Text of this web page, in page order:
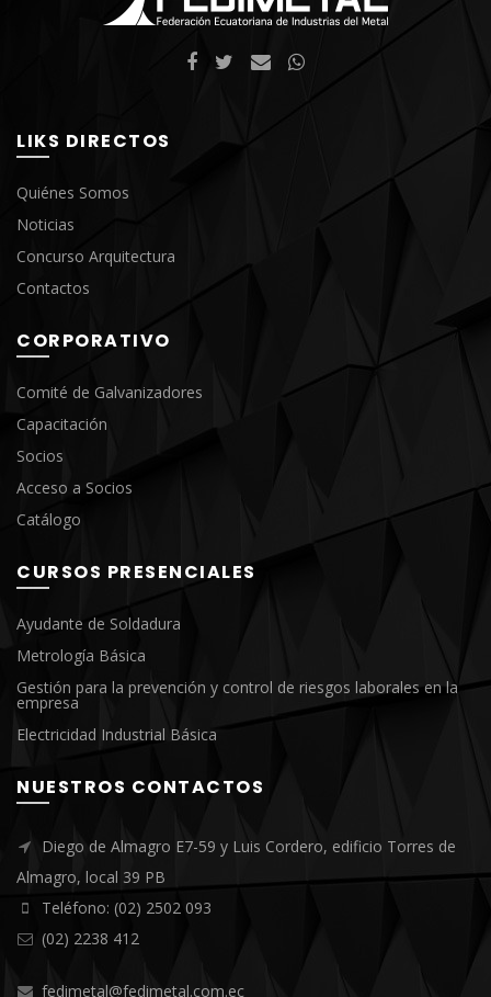
LIKS DIRECTOS
Quiénes Somos
Noticias
Concurso Arquitectura
Contactos
CORPORATIVO
Comité de Galvanizadores
Capacitación
Socios
Acceso a Socios
Catálogo
CURSOS PRESENCIALES
Ayudante de Soldadura
Metrología Básica
Gestión para la prevención y control de riesgos laborales en la
empresa
Electricidad Industrial Básica
NUESTROS CONTACTOS
Diego de Almagro E7-59 y Luis Cordero, edificio Torres de
Almagro, local 39 PB
Teléfono: (02) 2502 093
(02) 2238 412
fedimetal@fedimetal.com.ec